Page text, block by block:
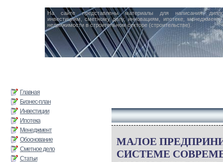
На сайте представлены материалы для написания
инвестициям, сметному делу, инновациям, ипотеке,
недвижимости в строительном секторе (строительстве).
Главная
Бизнес-план
Инвестиции
Ипотека
Менеджмент
Обоснование
Сметное дело
Статьи
МАЛОЕ
СИСТЕМЕ